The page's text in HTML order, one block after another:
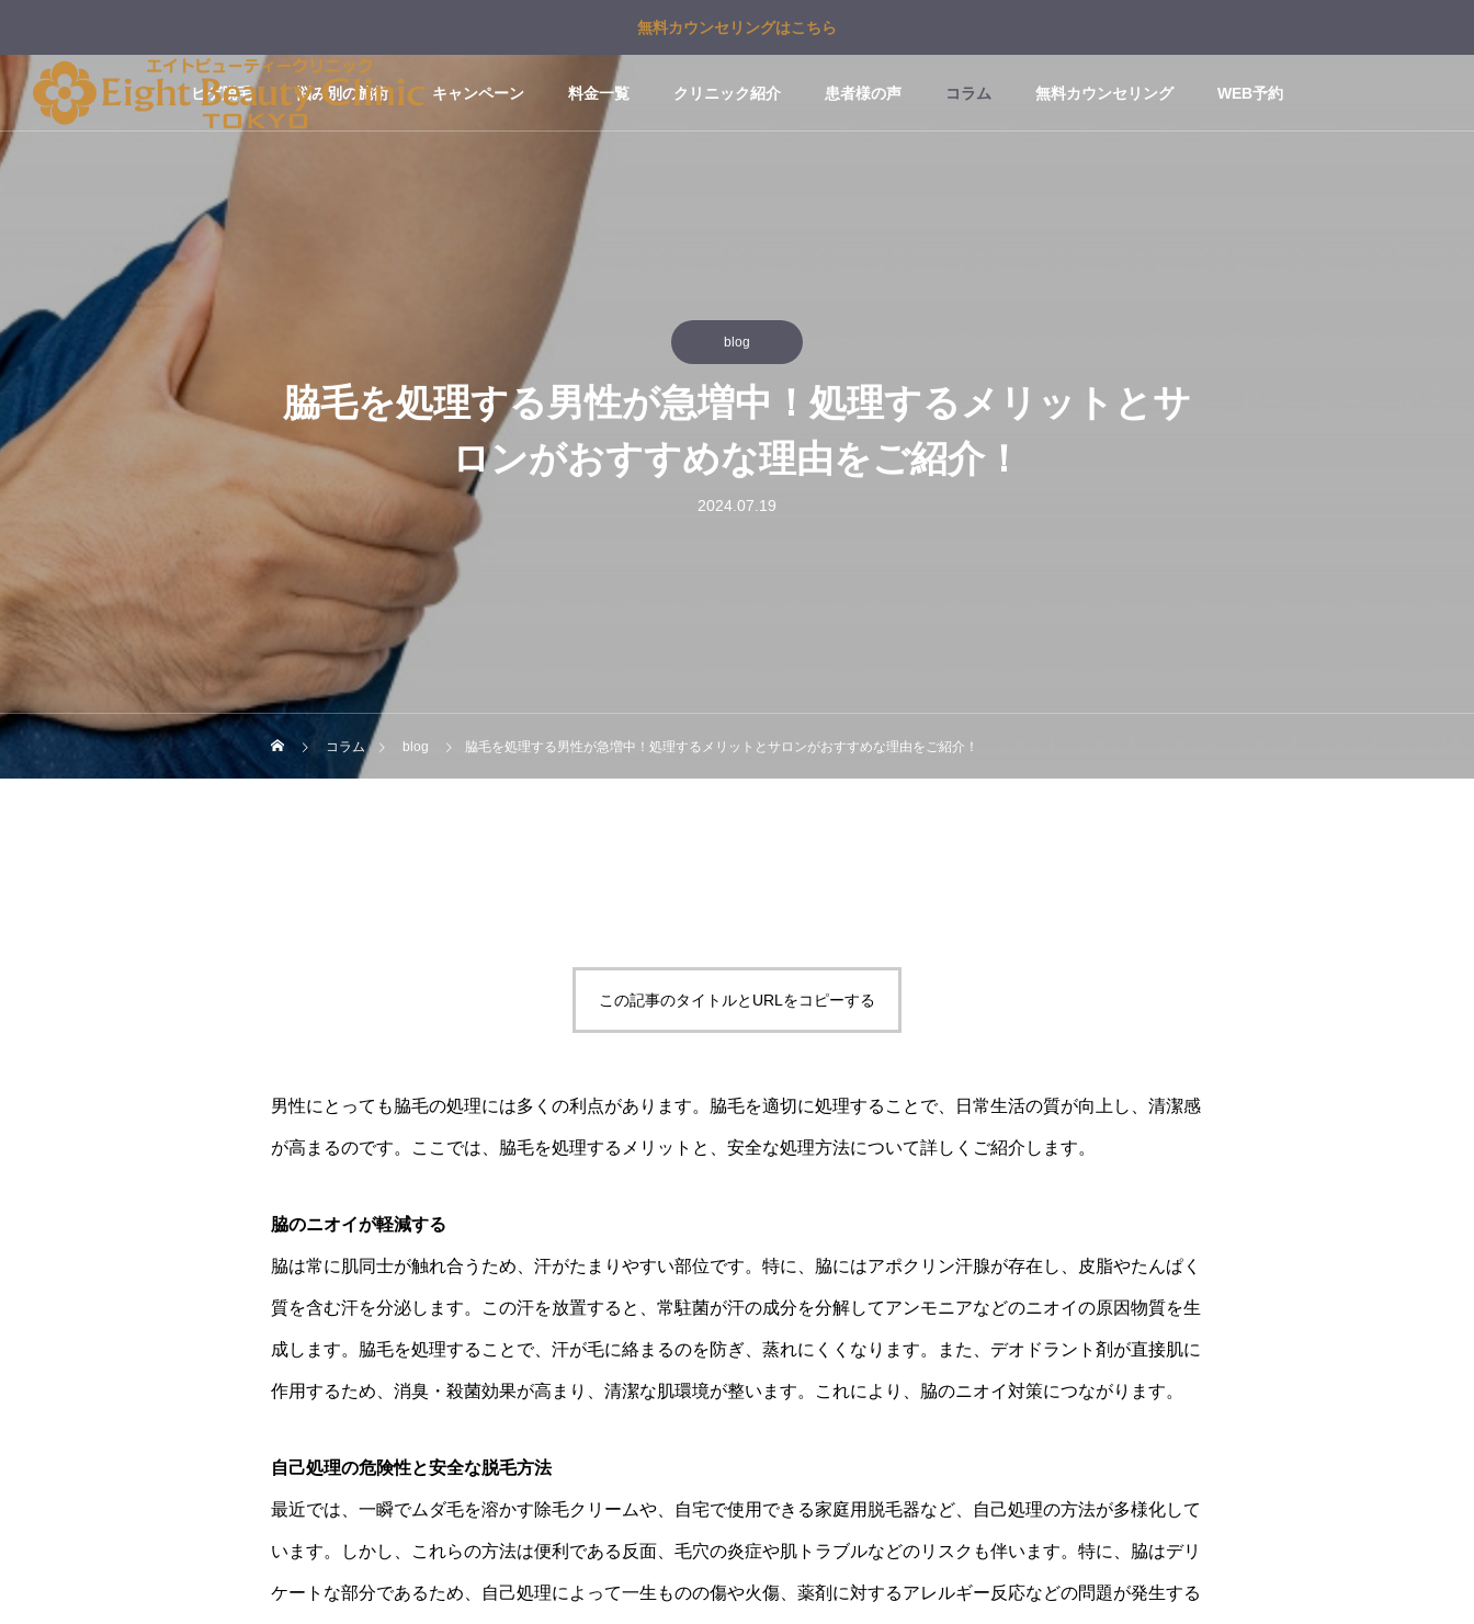
無料カウンセリングはこちら
ヒゲ脱毛 悩み別の施術 キャンペーン 料金一覧 クリニック紹介 患者様の声 コラム 無料カウンセリング WEB予約
blog
脇毛を処理する男性が急増中！処理するメリットとサ
ロンがおすすめな理由をご紹介！
2024.07.19
コラム blog 脇毛を処理する男性が急増中！処理するメリットとサロンがおすすめな理由をご紹介！
この記事のタイトルとURLをコピーする
男性にとっても脇毛の処理には多くの利点があります。脇毛を適切に処理することで、日常生活の質が向上し、清潔感
が高まるのです。ここでは、脇毛を処理するメリットと、安全な処理方法について詳しくご紹介します。
脇のニオイが軽減する
脇は常に肌同士が触れ合うため、汗がたまりやすい部位です。特に、脇にはアポクリン汗腺が存在し、皮脂やたんぱく
質を含む汗を分泌します。この汗を放置すると、常駐菌が汗の成分を分解してアンモニアなどのニオイの原因物質を生
成します。脇毛を処理することで、汗が毛に絡まるのを防ぎ、蒸れにくくなります。また、デオドラント剤が直接肌に
作用するため、消臭・殺菌効果が高まり、清潔な肌環境が整います。これにより、脇のニオイ対策につながります。
自己処理の危険性と安全な脱毛方法
最近では、一瞬でムダ毛を溶かす除毛クリームや、自宅で使用できる家庭用脱毛器など、自己処理の方法が多様化して
います。しかし、これらの方法は便利である反面、毛穴の炎症や肌トラブルなどのリスクも伴います。特に、脇はデリ
ケートな部分であるため、自己処理によって一生ものの傷や火傷、薬剤に対するアレルギー反応などの問題が発生する